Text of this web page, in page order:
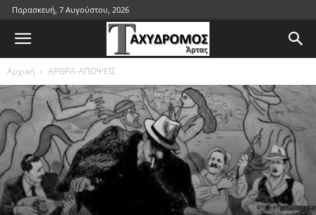
Παρασκευή, 7 Αυγούστου, 2026
Αρχική ΑΡΘΡΑ-ΑΠΟΨΕΙΣ